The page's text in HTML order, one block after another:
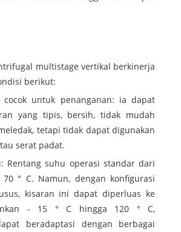
multistage vertikal berkinerja
berikut:
untuk penanganan: ia dapat
yang tipis, bersih, tidak mudah
tetapi tidak dapat digunakan
serat padat.
Rentang suhu operasi standar dari
° C. Namun, dengan konfigurasi
kisaran ini dapat diperluas ke
- 15 ° C hingga 120 ° C,
beradaptasi dengan berbagai